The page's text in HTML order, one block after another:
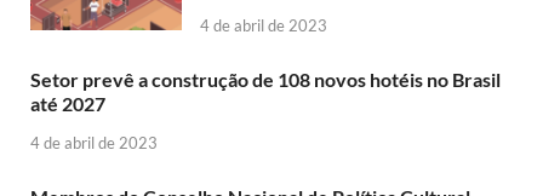
4 de abril de 2023
Setor prevê a construção de 108 novos hotéis no Brasil
até 2027
4 de abril de 2023